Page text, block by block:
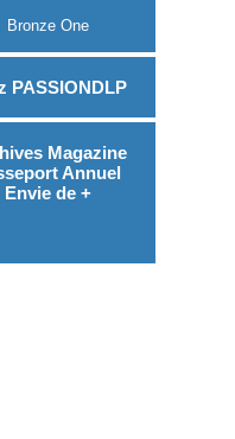
Bronze One
PASSIONDLP
Magazine
Annuel
Envie de +